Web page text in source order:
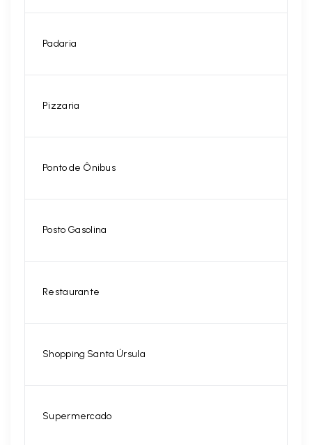
Padaria
Pizzaria
Ponto de Ônibus
Posto Gasolina
Restaurante
Shopping Santa Úrsula
Supermercado